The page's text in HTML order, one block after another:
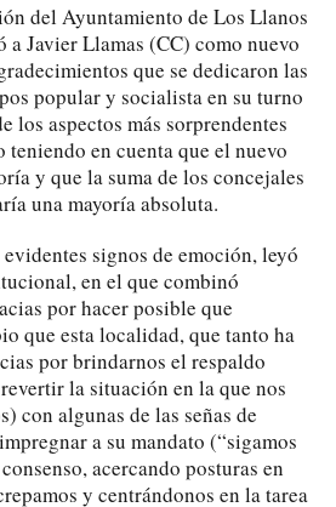
del Ayuntamiento de Los Llanos
Javier Llamas (CC) como nuevo
que se dedicaron las
popular y socialista en su turno
los aspectos más sorprendentes
teniendo en cuenta que el nuevo
y que la suma de los concejales
una mayoría absoluta.
signos de emoción, leyó
en el que combinó
por hacer posible que
que esta localidad, que tanto ha
por brindarnos el respaldo
la situación en la que nos
con algunas de las señas de
a su mandato (“sigamos
acercando posturas en
y centrándonos en la tarea